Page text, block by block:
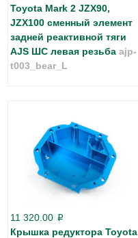
Toyota Mark 2 JZX90,
JZX100 сменный элемент
задней реактивной тяги
AJS ШС левая резьба ajp-
t003_bear_L
11 320.00 p
Крышка редуктора Toyota